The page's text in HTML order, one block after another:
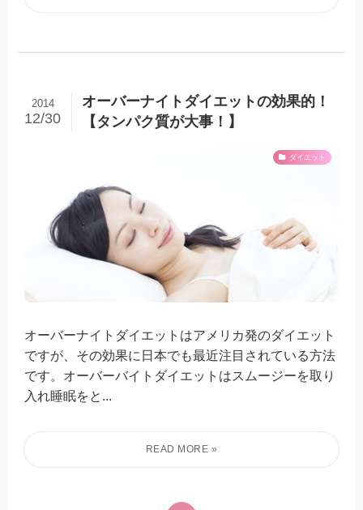
オーバーナイトダイエットの効果的！
【タンパク質が大事！】
2014
12/30
ダイエット
オーバーナイトダイエットはアメリカ発のダイエット
ですが、その効果に日本でも最近注目されている方法
です。オーバーバイトダイエットはスムージーを取り
入れ睡眠をと...